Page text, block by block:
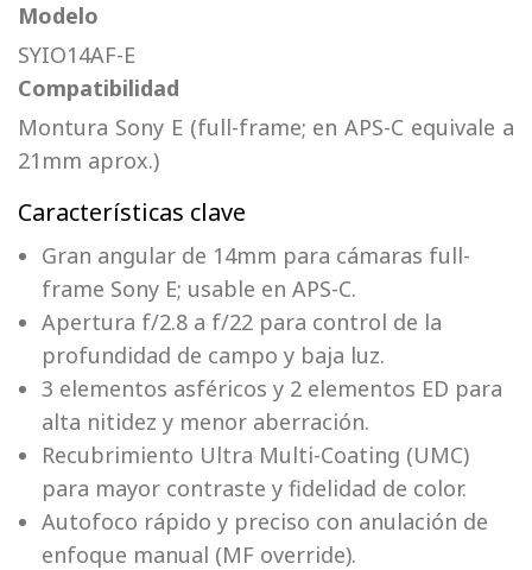
Modelo
SYIO14AF-E
Compatibilidad
Montura Sony E (full-frame; en APS-C equivale a
21mm aprox.)
Características clave
Gran angular de 14mm para cámaras full-
frame Sony E; usable en APS-C.
Apertura f/2.8 a f/22 para control de la
profundidad de campo y baja luz.
3 elementos asféricos y 2 elementos ED para
alta nitidez y menor aberración.
Recubrimiento Ultra Multi-Coating (UMC)
para mayor contraste y fidelidad de color.
Autofoco rápido y preciso con anulación de
enfoque manual (MF override).